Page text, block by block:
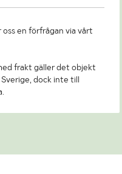
en förfrågan via vårt
frakt gäller det objekt
dock inte till